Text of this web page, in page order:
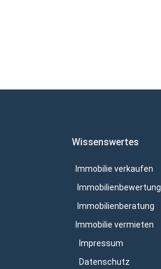
Wissenswertes
Immobilie verkaufen
Immobilienbewertung
Immobilienberatung
Immobilie vermieten
Impressum
Datenschutz